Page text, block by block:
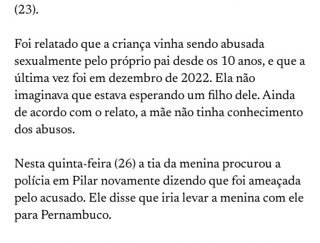
(23).
Foi relatado que a criança vinha sendo abusada
sexualmente pelo próprio pai desde os 10 anos, e que a
última vez foi em dezembro de 2022. Ela não
imaginava que estava esperando um filho dele. Ainda
de acordo com o relato, a mãe não tinha conhecimento
dos abusos.
Nesta quinta-feira (26) a tia da menina procurou a
polícia em Pilar novamente dizendo que foi ameaçada
pelo acusado. Ele disse que iria levar a menina com ele
para Pernambuco.